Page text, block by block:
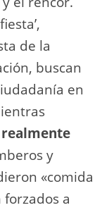
de la
buscan
en
y
«comida
a